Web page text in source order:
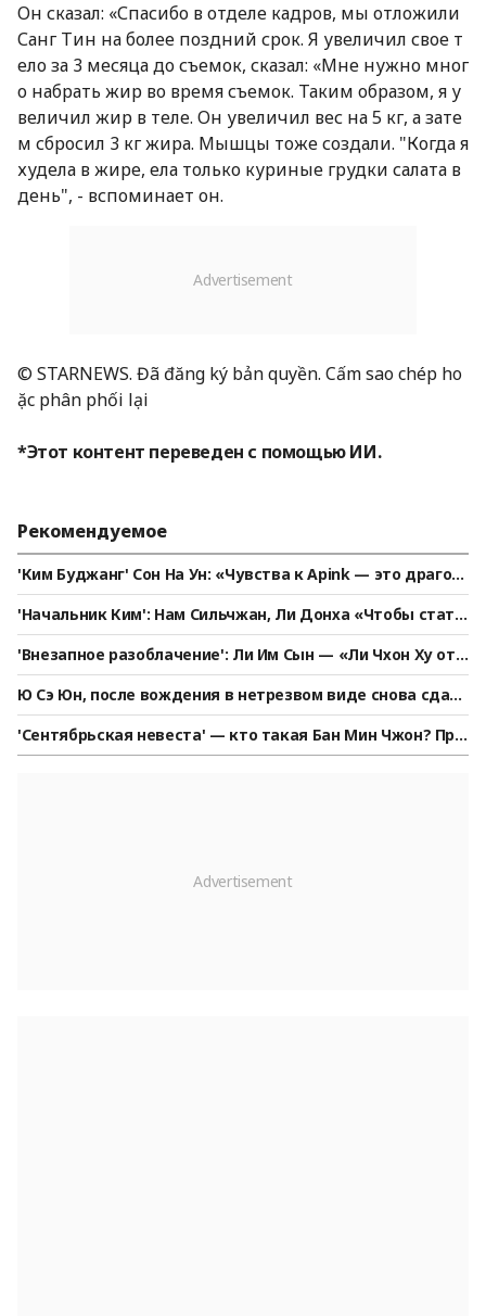
Он сказал: «Спасибо в отделе кадров, мы отложили
Санг Тин на более поздний срок. Я увеличил свое т
ело за 3 месяца до съемок, сказал: «Мне нужно мног
о набрать жир во время съемок. Таким образом, я у
величил жир в теле. Он увеличил вес на 5 кг, а зате
м сбросил 3 кг жира. Мышцы тоже создали. "Когда я
худела в жире, ела только куриные грудки салата в
день", - вспоминает он.
© STARNEWS. Đã đăng ký bản quyền. Cấm sao chép ho
ặc phân phối lại
*Этот контент переведен с помощью ИИ.
Рекомендуемое
'Ким Буджанг' Сон На Ун: «Чувства к Apink — это драгоц
енные воспоминания... Я буду поддерживать их как фан
атка» [★ПОЛНОЕ ИНТЕРВЬЮ]
'Начальник Ким': Нам Сильчжан, Ли Донха «Чтобы стать
сильнее, набрал 7 кг; надеюсь на полное перерождение
во втором сезоне» [Интервью①]
'Внезапное разоблачение': Ли Им Сын — «Ли Чхон Ху отд
ал приказ Хон Мён Бо, момент согласования с директор
ом Нага Вёрлд...»
Ю Сэ Юн, после вождения в нетрезвом виде снова сдалс
я за кражу: «Мне стыдно» [StarNews]
'Сентябрьская невеста' — кто такая Бан Мин Чжон? Пре
мия за актёрскую игру в «Маске невесты» [Star Issue]